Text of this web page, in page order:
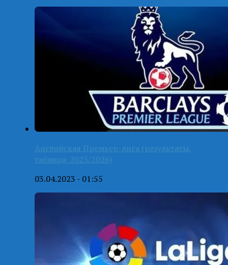
Английская Премьер-лига (результаты,
таблица-2025/2026)
03.04.2023 - 01:55